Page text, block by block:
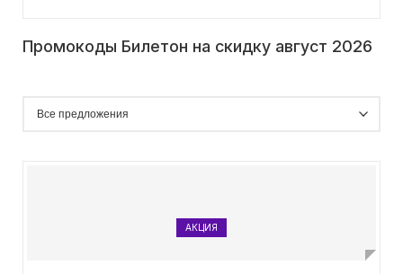
Промокоды Билетон на скидку август 2026
АКЦИЯ